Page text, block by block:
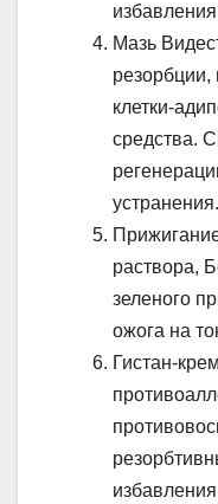
Мазь
резорбции,
клетки-
средства.
устранения.
раствора,
зеленого
ожога на
Гистан-